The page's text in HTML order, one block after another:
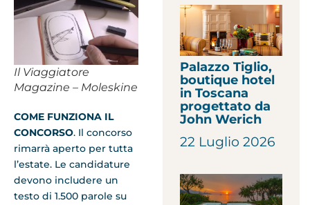
Il Viaggiatore
Magazine – Moleskine
COME FUNZIONA IL
CONCORSO. Il concorso
rimarrà aperto per tutta
l’estate. Le candidature
devono includere un
testo di 1.500 parole su
Palazzo Tiglio,
boutique hotel
in Toscana
progettato da
John Werich
22 Luglio 2026